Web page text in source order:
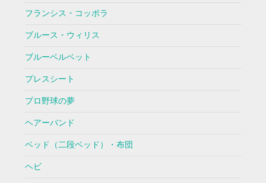
フランシス・コッポラ
ブルース・ウィリス
ブルーベルベット
プレスシート
プロ野球の夢
ヘアーバンド
ベッド（二段ベッド）・布団
ヘビ